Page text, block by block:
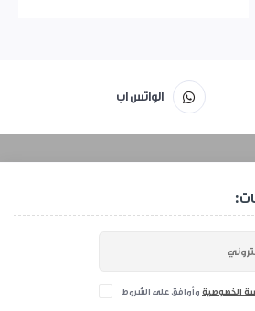
الواتس اب
الخصوصية وأوافق على الشروط